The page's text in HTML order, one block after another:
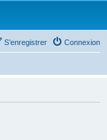
Connexion
S’enregistrer